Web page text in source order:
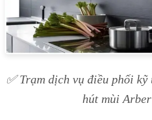
✅ Trạm dịch vụ điều phối
hút mùi